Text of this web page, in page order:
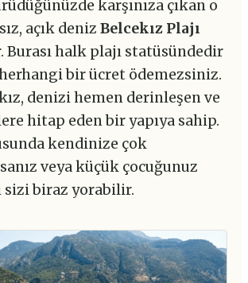
karşınıza çıkan o
açık deniz Belcekız Plajı
Burası halk plajı statüsündedir
bir ücret ödemezsiniz.
denizi hemen derinleşen ve
hitap eden bir yapıya sahip.
kendinize çok
veya küçük çocuğunuz
sizi biraz yorabilir.